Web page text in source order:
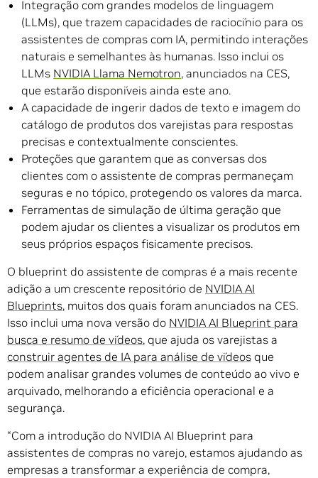
Integração com grandes modelos de linguagem
(LLMs), que trazem capacidades de raciocínio para os
assistentes de compras com IA, permitindo interações
naturais e semelhantes às humanas. Isso inclui os
LLMs NVIDIA Llama Nemotron, anunciados na CES,
que estarão disponíveis ainda este ano.
A capacidade de ingerir dados de texto e imagem do
catálogo de produtos dos varejistas para respostas
precisas e contextualmente conscientes.
Proteções que garantem que as conversas dos
clientes com o assistente de compras permaneçam
seguras e no tópico, protegendo os valores da marca.
Ferramentas de simulação de última geração que
podem ajudar os clientes a visualizar os produtos em
seus próprios espaços fisicamente precisos.
O blueprint do assistente de compras é a mais recente
adição a um crescente repositório de NVIDIA AI
Blueprints, muitos dos quais foram anunciados na CES.
Isso inclui uma nova versão do NVIDIA AI Blueprint para
busca e resumo de vídeos, que ajuda os varejistas a
construir agentes de IA para análise de vídeos que
podem analisar grandes volumes de conteúdo ao vivo e
arquivado, melhorando a eficiência operacional e a
segurança.
“Com a introdução do NVIDIA AI Blueprint para
assistentes de compras no varejo, estamos ajudando as
empresas a transformar a experiência de compra,